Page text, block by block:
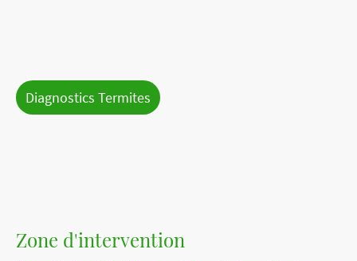
Diagnostics Termites
Zone d'intervention